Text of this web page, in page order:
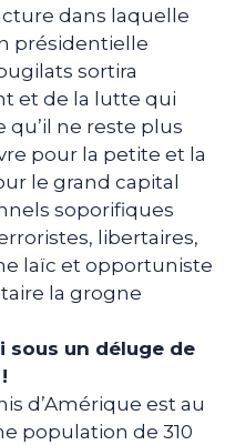
dans laquelle
présidentielle
sortira
et de la lutte qui
qu’il ne reste plus
pour la petite et la
le grand capital
soporifiques
libertaires,
laïc et opportuniste
la grogne
sous un déluge de
d’Amérique est au
population de 310